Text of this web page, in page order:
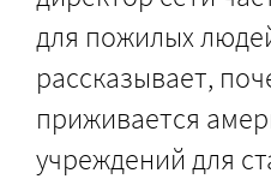
для пожилых
рассказывает,
приживается
учреждений для